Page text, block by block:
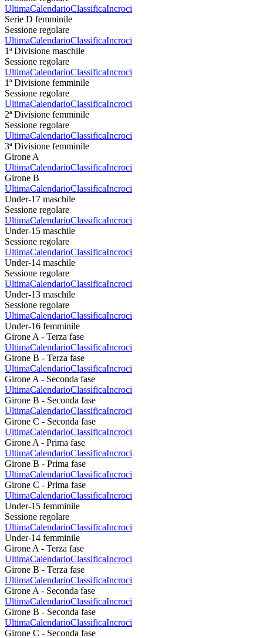
UltimaCalendarioClassificaIncroci
Serie D femminile
Sessione regolare
UltimaCalendarioClassificaIncroci
1ª Divisione maschile
Sessione regolare
UltimaCalendarioClassificaIncroci
1ª Divisione femminile
Sessione regolare
UltimaCalendarioClassificaIncroci
2ª Divisione femminile
Sessione regolare
UltimaCalendarioClassificaIncroci
3ª Divisione femminile
Girone A
UltimaCalendarioClassificaIncroci
Girone B
UltimaCalendarioClassificaIncroci
Under-17 maschile
Sessione regolare
UltimaCalendarioClassificaIncroci
Under-15 maschile
Sessione regolare
UltimaCalendarioClassificaIncroci
Under-14 maschile
Sessione regolare
UltimaCalendarioClassificaIncroci
Under-13 maschile
Sessione regolare
UltimaCalendarioClassificaIncroci
Under-16 femminile
Girone A - Terza fase
UltimaCalendarioClassificaIncroci
Girone B - Terza fase
UltimaCalendarioClassificaIncroci
Girone A - Seconda fase
UltimaCalendarioClassificaIncroci
Girone B - Seconda fase
UltimaCalendarioClassificaIncroci
Girone C - Seconda fase
UltimaCalendarioClassificaIncroci
Girone A - Prima fase
UltimaCalendarioClassificaIncroci
Girone B - Prima fase
UltimaCalendarioClassificaIncroci
Girone C - Prima fase
UltimaCalendarioClassificaIncroci
Under-15 femminile
Sessione regolare
UltimaCalendarioClassificaIncroci
Under-14 femminile
Girone A - Terza fase
UltimaCalendarioClassificaIncroci
Girone B - Terza fase
UltimaCalendarioClassificaIncroci
Girone A - Seconda fase
UltimaCalendarioClassificaIncroci
Girone B - Seconda fase
UltimaCalendarioClassificaIncroci
Girone C - Seconda fase